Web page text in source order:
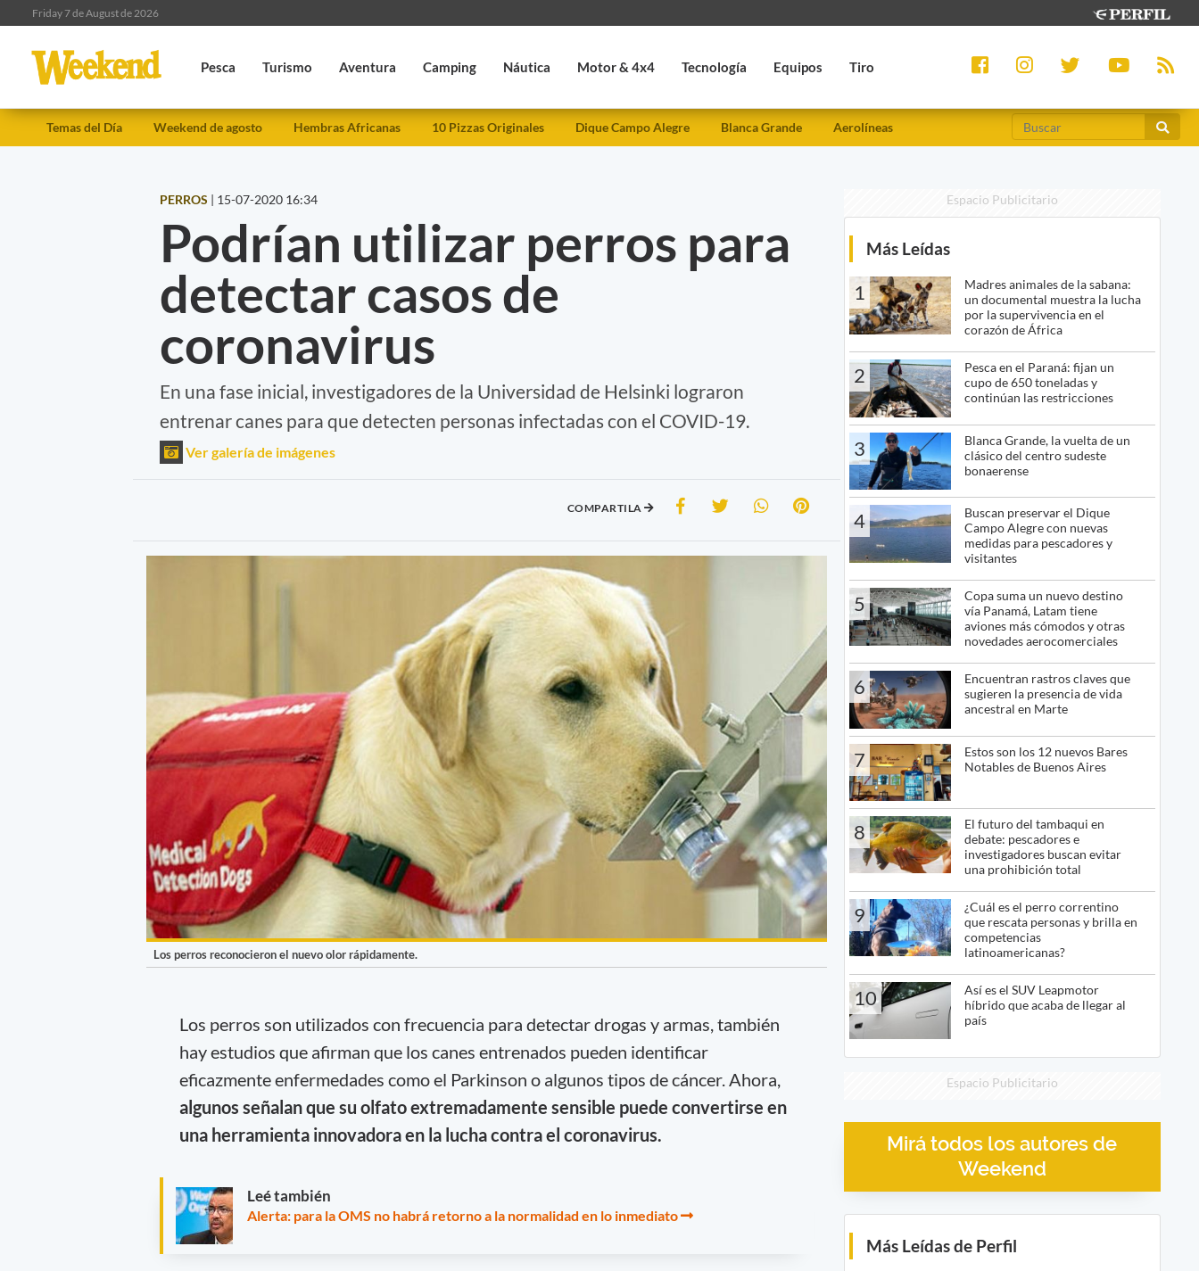
Friday 7 de August de 2026
Pesca Turismo Aventura Camping Náutica Motor & 4x4 Tecnología Equipos Tiro
Temas del Día Weekend de agosto Hembras Africanas 10 Pizzas Originales Dique Campo Alegre Blanca Grande Aerolíneas
PERROS | 15-07-2020 16:34
Podrían utilizar perros para
detectar casos de
coronavirus
En una fase inicial, investigadores de la Universidad de Helsinki lograron
entrenar canes para que detecten personas infectadas con el COVID-19.
Ver galería de imágenes
COMPARTILA
Los perros reconocieron el nuevo olor rápidamente.
Los perros son utilizados con frecuencia para detectar drogas y armas, también
hay estudios que afirman que los canes entrenados pueden identificar
eficazmente enfermedades como el Parkinson o algunos tipos de cáncer. Ahora,
algunos señalan que su olfato extremadamente sensible puede convertirse en
una herramienta innovadora en la lucha contra el coronavirus.
Leé también
Alerta: para la OMS no habrá retorno a la normalidad en lo inmediato
Espacio Publicitario
Más Leídas
1
Madres animales de la sabana:
un documental muestra la lucha
por la supervivencia en el
corazón de África
2
Pesca en el Paraná: fijan un
cupo de 650 toneladas y
continúan las restricciones
3
Blanca Grande, la vuelta de un
clásico del centro sudeste
bonaerense
4
Buscan preservar el Dique
Campo Alegre con nuevas
medidas para pescadores y
visitantes
5
Copa suma un nuevo destino
vía Panamá, Latam tiene
aviones más cómodos y otras
novedades aerocomerciales
6
Encuentran rastros claves que
sugieren la presencia de vida
ancestral en Marte
7
Estos son los 12 nuevos Bares
Notables de Buenos Aires
8
El futuro del tambaqui en
debate: pescadores e
investigadores buscan evitar
una prohibición total
9
¿Cuál es el perro correntino
que rescata personas y brilla en
competencias
latinoamericanas?
10
Así es el SUV Leapmotor
híbrido que acaba de llegar al
país
Espacio Publicitario
Mirá todos los autores de
Weekend
Más Leídas de Perfil